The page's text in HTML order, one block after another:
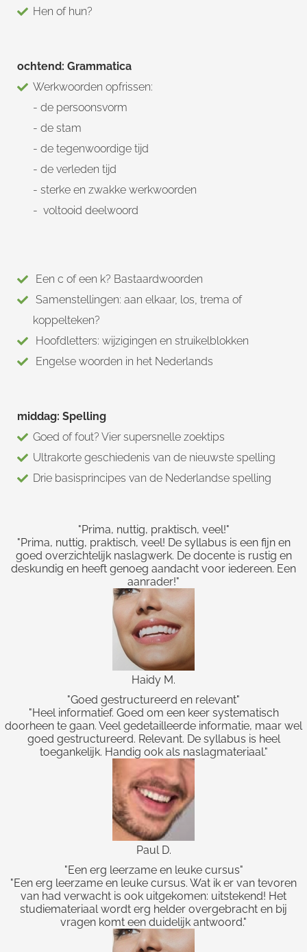
Hen of hun?
ochtend: Grammatica
Werkwoorden opfrissen:
- de persoonsvorm
- de stam
- de tegenwoordige tijd
- de verleden tijd
- sterke en zwakke werkwoorden
- voltooid deelwoord
Een c of een k? Bastaardwoorden
Samenstellingen: aan elkaar, los, trema of
koppelteken?
Hoofdletters: wijzigingen en struikelblokken
Engelse woorden in het Nederlands
middag: Spelling
Goed of fout? Vier supersnelle zoektips
Ultrakorte geschiedenis van de nieuwste spelling
Drie basisprincipes van de Nederlandse spelling
"Prima, nuttig, praktisch, veel!"
"Prima, nuttig, praktisch, veel! De syllabus is een fijn en
goed overzichtelijk naslagwerk. De docente is rustig en
deskundig en heeft genoeg aandacht voor iedereen. Een
aanrader!"
Haidy M.
"Goed gestructureerd en relevant"
"Heel informatief. Goed om een keer systematisch
doorheen te gaan. Veel gedetailleerde informatie, maar wel
goed gestructureerd. Relevant. De syllabus is heel
toegankelijk. Handig ook als naslagmateriaal."
Paul D.
"Een erg leerzame en leuke cursus"
"Een erg leerzame en leuke cursus. Wat ik er van tevoren
van had verwacht is ook uitgekomen: uitstekend! Het
studiemateriaal wordt erg helder overgebracht en bij
vragen komt een duidelijk antwoord."